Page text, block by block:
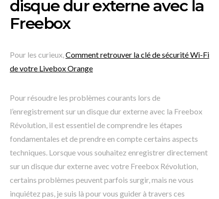
disque dur externe avec la
Freebox
Pour les curieux,Comment retrouver la clé de sécurité Wi-Fi
de votre Livebox Orange
Pour résoudre les problèmes courants lors de
l’enregistrement sur un disque dur externe avec la Freebox
Révolution, il est essentiel de comprendre les étapes
fondamentales et de prendre en compte certains aspects
techniques. Lorsque vous souhaitez enregistrer directement
sur un disque dur externe avec votre Freebox Révolution,
certains problèmes peuvent parfois surgir, mais ne vous
inquiétez pas, je suis là pour vous guider à travers ces